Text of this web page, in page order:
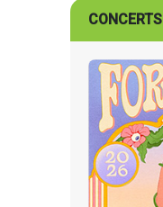
CONCERTS